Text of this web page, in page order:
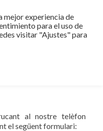
al nostre telèfon
el següent formulari:
mejor experiencia de
para el uso de
visitar "Ajustes" para